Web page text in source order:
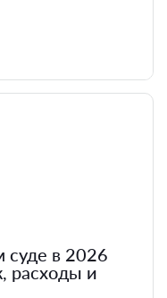
суде в 2026
расходы и